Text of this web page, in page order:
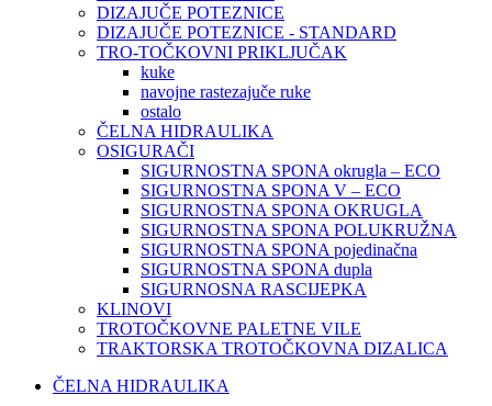
DIZAJUČE POTEZNICE
DIZAJUČE POTEZNICE - STANDARD
TRO-TOČKOVNI PRIKLJUČAK
kuke
navojne rastezajuče ruke
ostalo
ČELNA HIDRAULIKA
OSIGURAČI
SIGURNOSTNA SPONA okrugla – ECO
SIGURNOSTNA SPONA V – ECO
SIGURNOSTNA SPONA OKRUGLA
SIGURNOSTNA SPONA POLUKRUŽNA
SIGURNOSTNA SPONA pojedinačna
SIGURNOSTNA SPONA dupla
SIGURNOSNA RASCIJEPKA
KLINOVI
TROTOČKOVNE PALETNE VILE
TRAKTORSKA TROTOČKOVNA DIZALICA
ČELNA HIDRAULIKA